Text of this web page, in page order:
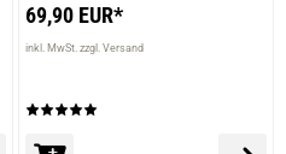
69,90 EUR*
inkl. MwSt. zzgl. Versand